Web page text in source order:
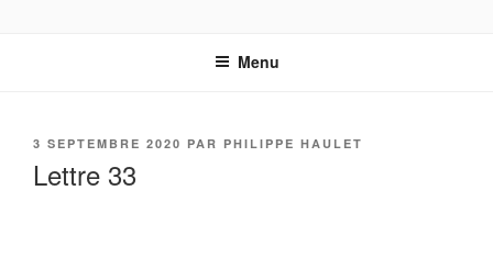
AFRICAINE DE LÉON HAULET
Menu
PUBLIÉ
3 SEPTEMBRE 2020 PAR PHILIPPE HAULET
Lettre 33